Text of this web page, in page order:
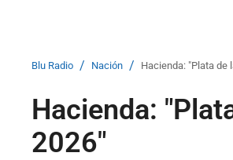
Blu Radio / Nación / Hacienda: "Plata de
Hacienda:
2026"